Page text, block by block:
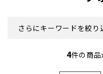
さらにキーワードを絞り
4件の商